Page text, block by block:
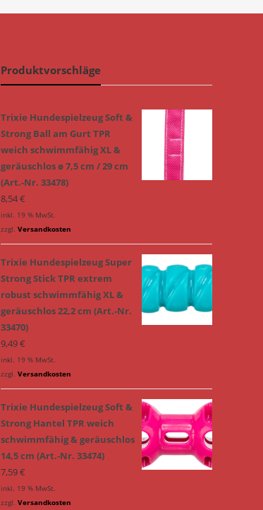
Produktvorschläge
Trixie Hundespielzeug Soft &
Strong Ball am Gurt TPR
weich schwimmfähig XL &
geräuschlos ø 7,5 cm / 29 cm
(Art.-Nr. 33478)
8,54€
inkl. 19 % MwSt.
zzgl. Versandkosten
Trixie Hundespielzeug Super
Strong Stick TPR extrem
robust schwimmfähig XL &
geräuschlos 22,2 cm (Art.-Nr.
33470)
9,49€
inkl. 19 % MwSt.
zzgl. Versandkosten
Trixie Hundespielzeug Soft &
Strong Hantel TPR weich
schwimmfähig & geräuschlos
14,5 cm (Art.-Nr. 33474)
7,59€
inkl. 19 % MwSt.
zzgl. Versandkosten